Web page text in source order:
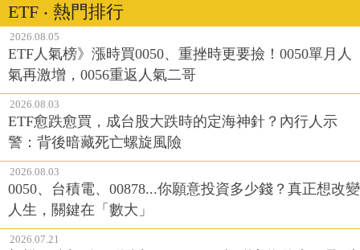
ETF ‧ 熱門排行
2026.08.05
ETF人氣榜》漲時買0050、重挫時更要撿！0050單月人
氣再激增，0056重返人氣二哥
2026.08.03
ETF愈跌愈買，成台股大跌時的定海神針？內行人示
警：背後暗藏死亡螺旋風險
2026.08.03
0050、台積電、00878...你願意投資多少錢？真正想改變
人生，關鍵在「數大」
2026.07.21